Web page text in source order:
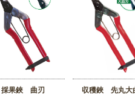
採果鋏 曲刃 収穫鋏 先丸大